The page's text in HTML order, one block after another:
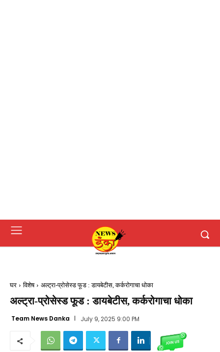
घर विशेष अल्ट्रा-प्रोसेस्ड फूड : डायबेटीस, कर्करोगाचा धोका
अल्ट्रा-प्रोसेस्ड फूड : डायबेटीस, कर्करोगाचा धोका
Team News Danka July 9, 2025 9:00 PM